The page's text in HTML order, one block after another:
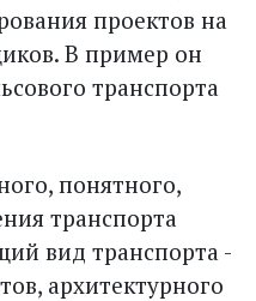
проектов на
В пример он
транспорта
понятного,
транспорта
вид транспорта -
архитектурного